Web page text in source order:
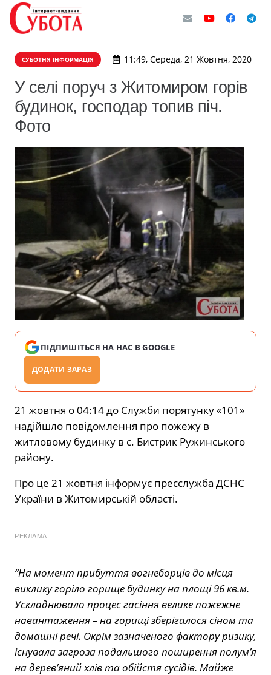
СУБОТНЯ ІНФОРМАЦІЯ 11:49, Середа, 21 Жовтня, 2020
У селі поруч з Житомиром горів
будинок, господар топив піч.
Фото
ПІДПИШІТЬСЯ НА НАС В GOOGLE
ДОДАТИ ЗАРАЗ
21 жовтня о 04:14 до Служби порятунку «101»
надійшло повідомлення про пожежу в
житловому будинку в с. Бистрик Ружинського
району.
Про це 21 жовтня інформує пресслужба ДСНС
України в Житомирській області.
РЕКЛАМА
“На момент прибуття вогнеборців до місця
виклику горіло горище будинку на площі 96 кв.м.
Ускладнювало процес гасіння велике пожежне
навантаження – на горищі зберігалося сіном та
домашні речі. Окрім зазначеного фактору ризику,
існувала загроза подальшого поширення полум’я
на дерев’яний хлів та обійстя сусідів. Майже